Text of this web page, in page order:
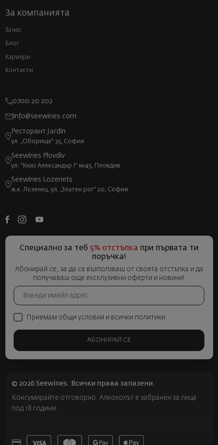
За компанията
За нас
Блог
Кариери
Контакти
0700 20 202
info@seewines.com
Ресторант Jardin
ул. „Оборище“ 35, София
Seewines Plovdiv
ул. "Княз Александър I" №45, Пловдив
Seewines Lozenets
ж.к. Лозенец, ул. „Златен рог“ 20, София
Специално за теб 5% отстъпка при първата ти
поръчка!
Абонирай се, за да се възползваш от своята отстъпка и да
получаваш още ексклузивни оферти и новини!
Приемам общи условия и всички политики
АБОНИРАЙ СЕ
© 2026 Seewines. Всички права запазени.
Консумирайте отговорно. Алкохолът е забранен за лица
под 18 години.